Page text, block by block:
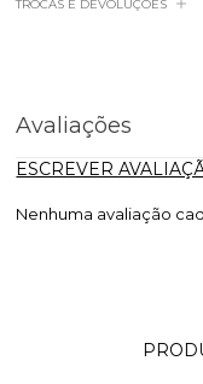
TROCAS E DEVOLUÇÕES
Avaliações
ESCREVER
Nenhuma avaliação